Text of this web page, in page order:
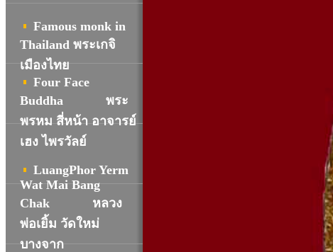
Famous monk in
Thailand พระเกจิ
เมืองไทย
Four Face
Buddha
พระ
พรหม สี่หน้า อาจารย์
เฮง ไพรวัลย์
LuangPhor Yerm
Wat Mai Bang
Chak
หลวง
พ่อเยิ้ม วัดใหม่
บางจาก